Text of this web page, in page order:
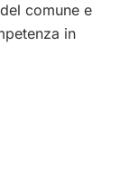
comune e
in